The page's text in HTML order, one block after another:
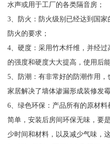
水声或用于工厂的各类隔音房；
3、防火：防火级别已经达到国
防火的要求；
4、硬度：采用竹木纤维，并经
的强度和硬度大大提高，使用后
5、防潮：有非常好的防潮作用
家居解决了墙体渗漏形成装修发
6、绿色环保：产品所有的原材
简单，安装后房间环保无味，要
少时间和材料，以及减少气味，